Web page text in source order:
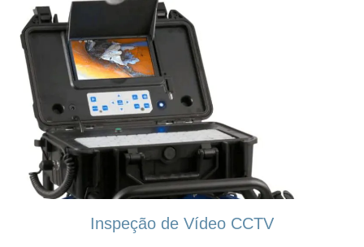
Inspeção de Vídeo CCTV